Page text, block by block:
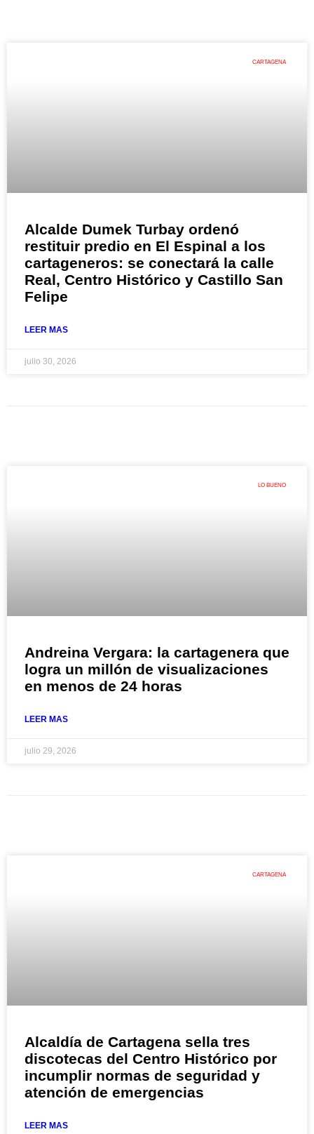
CARTAGENA
Alcalde Dumek Turbay ordenó
restituir predio en El Espinal a los
cartageneros: se conectará la calle
Real, Centro Histórico y Castillo San
Felipe
LEER MAS
julio 30, 2026
LO BUENO
Andreina Vergara: la cartagenera que
logra un millón de visualizaciones
en menos de 24 horas
LEER MAS
julio 29, 2026
CARTAGENA
Alcaldía de Cartagena sella tres
discotecas del Centro Histórico por
incumplir normas de seguridad y
atención de emergencias
LEER MAS